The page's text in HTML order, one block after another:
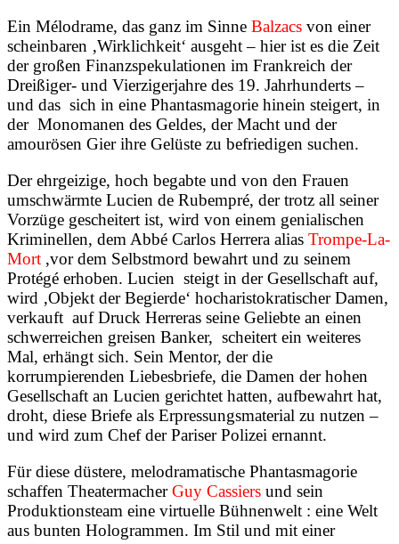
Ein Mélodrame, das ganz im Sinne Balzacs von einer
scheinbaren ‚Wirklichkeit‘ ausgeht – hier ist es die Zeit
der großen Finanzspekulationen im Frankreich der
Dreißiger- und Vierzigerjahre des 19. Jahrhunderts –
und das sich in eine Phantasmagorie hinein steigert, in
der Monomanen des Geldes, der Macht und der
amourösen Gier ihre Gelüste zu befriedigen suchen.
Der ehrgeizige, hoch begabte und von den Frauen
umschwärmte Lucien de Rubempré, der trotz all seiner
Vorzüge gescheitert ist, wird von einem genialischen
Kriminellen, dem Abbé Carlos Herrera alias Trompe-La-
Mort ,vor dem Selbstmord bewahrt und zu seinem
Protégé erhoben. Lucien steigt in der Gesellschaft auf,
wird ‚Objekt der Begierde‘ hocharistokratischer Damen,
verkauft auf Druck Herreras seine Geliebte an einen
schwerreichen greisen Banker, scheitert ein weiteres
Mal, erhängt sich. Sein Mentor, der die
korrumpierenden Liebesbriefe, die Damen der hohen
Gesellschaft an Lucien gerichtet hatten, aufbewahrt hat,
droht, diese Briefe als Erpressungsmaterial zu nutzen –
und wird zum Chef der Pariser Polizei ernannt.
Für diese düstere, melodramatische Phantasmagorie
schaffen TheatermacherGuy Cassiers und sein
Produktionsteam eine virtuelle Bühnenwelt : eine Welt
aus bunten Hologrammen. Im Stil und mit einer